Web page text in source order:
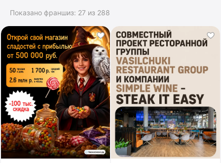
Показано франшиз: 27 из 288